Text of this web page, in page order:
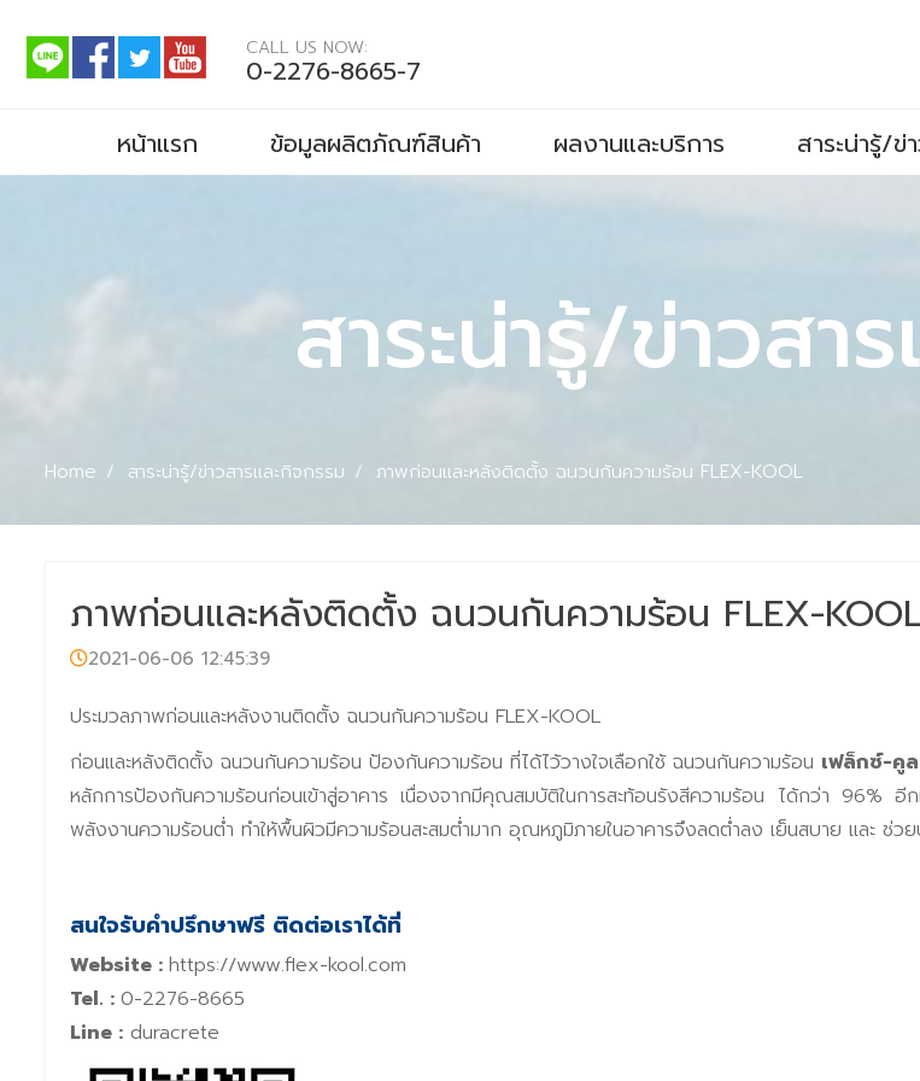
CALL US NOW:
0-2276-8665-7
หน้าแรก
ข้อมูลผลิตภัณฑ์สินค้า ผลงานและบริการ สาระน่ารู้/ข่
สาระน่ารู้/ข่าวสา
Home สาระน่ารู้/ข่าวสารและกิจกรรม ภาพก่อนและหลังติดตั้ง ฉนวนกันความร้อน FLEX-KOOL
ภาพก่อนและหลังติดตั้ง ฉนวนกันความร้อน FLEX-
2021-06-06 12:45:39
ประมวลภาพก่อนและหลังงานติดตั้ง ฉนวนกันความร้อน FLEX-KOOL
ก่อนและหลังติดตั้ง ฉนวนกันความร้อน ป้องกันความร้อน ที่ได้ไว้วางใจเลือกใช้ ฉนวนกันความร้อน เฟล็กซ์-คูล
หลักการป้องกันความร้อนก่อนเข้าสู่อาคาร เนื่องจากมีคุณสมบัติในการสะท้อนรังสีความร้อน ได้กว่า 96%
พลังงานความร้อนต่ำ ทำให้พื้นผิวมีความร้อนสะสมต่ำมาก อุณหภูมิภายในอาคารจึงลดต่ำลง เย็นสบาย และ ช่ว
สนใจรับคำปรึกษาฟรี ติดต่อเราได้ที่
Website : https://www.flex-kool.com
Tel. : 0-2276-8665
Line : duracrete